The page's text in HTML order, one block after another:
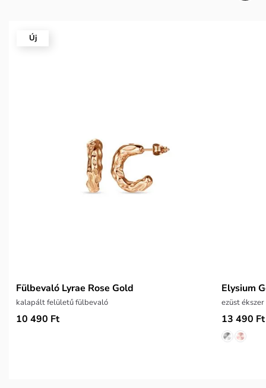
Új
Fülbevaló Lyrae Rose Gold
kalapált felületű fülbevaló
10 490 Ft
Elysium
ezüst
13 490 Ft